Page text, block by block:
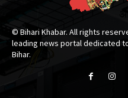
© Bihari Khabar. All rights
leading news portal dedicated
Bihar.